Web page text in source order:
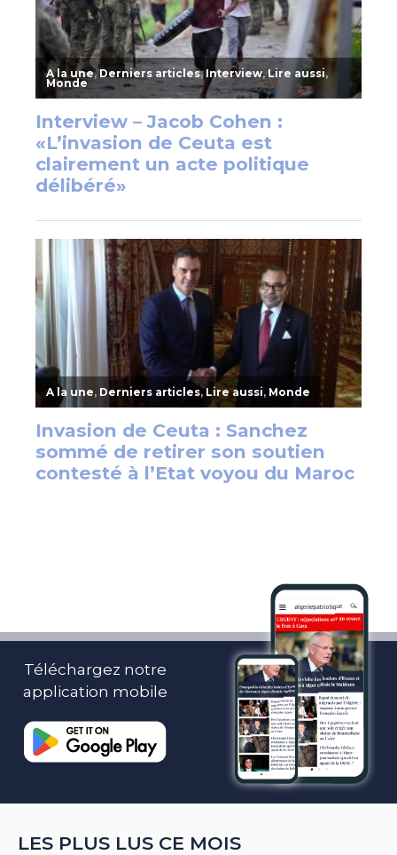
Téléchargez notre
application mobile
LES PLUS LUS CE MOIS